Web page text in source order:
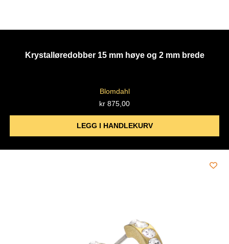
Krystalløredobber 15 mm høye og 2 mm brede
Blomdahl
kr 875,00
LEGG I HANDLEKURV